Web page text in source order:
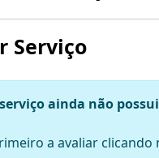
Serviço
ainda não
a avaliar clicando